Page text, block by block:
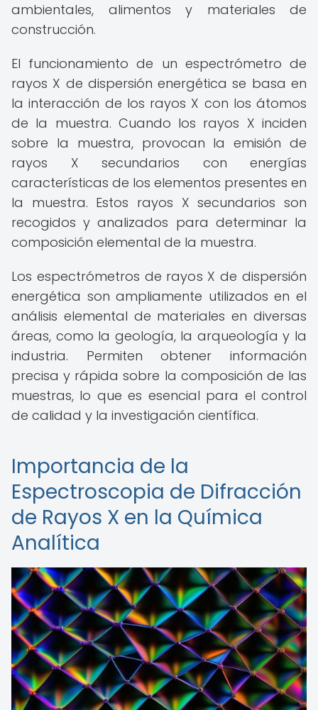
ambientales, alimentos y materiales de
construcción.
El funcionamiento de un espectrómetro de
rayos X de dispersión energética se basa en
la interacción de los rayos X con los átomos
de la muestra. Cuando los rayos X inciden
sobre la muestra, provocan la emisión de
rayos X secundarios con energías
características de los elementos presentes en
la muestra. Estos rayos X secundarios son
recogidos y analizados para determinar la
composición elemental de la muestra.
Los espectrómetros de rayos X de dispersión
energética son ampliamente utilizados en el
análisis elemental de materiales en diversas
áreas, como la geología, la arqueología y la
industria. Permiten obtener información
precisa y rápida sobre la composición de las
muestras, lo que es esencial para el control
de calidad y la investigación científica.
Importancia de la
Espectroscopia de Difracción
de Rayos X en la Química
Analítica